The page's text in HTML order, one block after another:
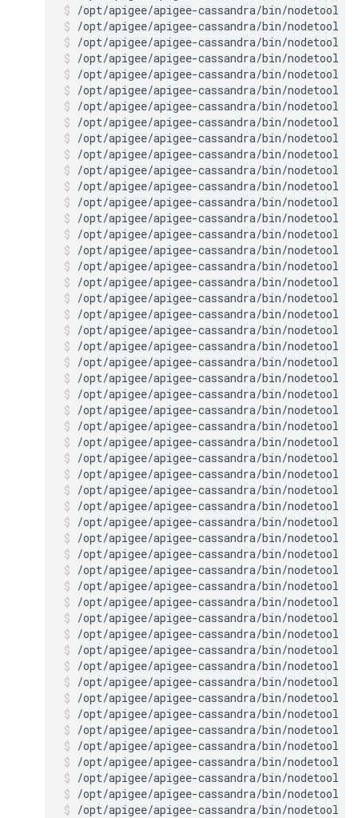
/opt/apigee/apigee-cassandra/bin/nodetool
/opt/apigee/apigee-cassandra/bin/nodetool
/opt/apigee/apigee-cassandra/bin/nodetool
/opt/apigee/apigee-cassandra/bin/nodetool
/opt/apigee/apigee-cassandra/bin/nodetool
/opt/apigee/apigee-cassandra/bin/nodetool
/opt/apigee/apigee-cassandra/bin/nodetool
/opt/apigee/apigee-cassandra/bin/nodetool
/opt/apigee/apigee-cassandra/bin/nodetool
/opt/apigee/apigee-cassandra/bin/nodetool
/opt/apigee/apigee-cassandra/bin/nodetool
/opt/apigee/apigee-cassandra/bin/nodetool
/opt/apigee/apigee-cassandra/bin/nodetool
/opt/apigee/apigee-cassandra/bin/nodetool
/opt/apigee/apigee-cassandra/bin/nodetool
/opt/apigee/apigee-cassandra/bin/nodetool
/opt/apigee/apigee-cassandra/bin/nodetool
/opt/apigee/apigee-cassandra/bin/nodetool
/opt/apigee/apigee-cassandra/bin/nodetool
/opt/apigee/apigee-cassandra/bin/nodetool
/opt/apigee/apigee-cassandra/bin/nodetool
/opt/apigee/apigee-cassandra/bin/nodetool
/opt/apigee/apigee-cassandra/bin/nodetool
/opt/apigee/apigee-cassandra/bin/nodetool
/opt/apigee/apigee-cassandra/bin/nodetool
/opt/apigee/apigee-cassandra/bin/nodetool
/opt/apigee/apigee-cassandra/bin/nodetool
/opt/apigee/apigee-cassandra/bin/nodetool
/opt/apigee/apigee-cassandra/bin/nodetool
/opt/apigee/apigee-cassandra/bin/nodetool
/opt/apigee/apigee-cassandra/bin/nodetool
/opt/apigee/apigee-cassandra/bin/nodetool
/opt/apigee/apigee-cassandra/bin/nodetool
/opt/apigee/apigee-cassandra/bin/nodetool
/opt/apigee/apigee-cassandra/bin/nodetool
/opt/apigee/apigee-cassandra/bin/nodetool
/opt/apigee/apigee-cassandra/bin/nodetool
/opt/apigee/apigee-cassandra/bin/nodetool
/opt/apigee/apigee-cassandra/bin/nodetool
/opt/apigee/apigee-cassandra/bin/nodetool
/opt/apigee/apigee-cassandra/bin/nodetool
/opt/apigee/apigee-cassandra/bin/nodetool
/opt/apigee/apigee-cassandra/bin/nodetool
/opt/apigee/apigee-cassandra/bin/nodetool
/opt/apigee/apigee-cassandra/bin/nodetool
/opt/apigee/apigee-cassandra/bin/nodetool
/opt/apigee/apigee-cassandra/bin/nodetool
/opt/apigee/apigee-cassandra/bin/nodetool
/opt/apigee/apigee-cassandra/bin/nodetool
/opt/apigee/apigee-cassandra/bin/nodetool
/opt/apigee/apigee-cassandra/bin/nodetool